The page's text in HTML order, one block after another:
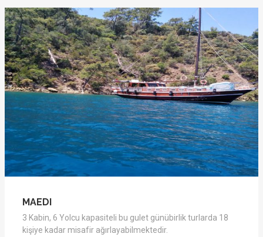
MAEDI
3 Kabin, 6 Yolcu kapasiteli bu gulet günübirlik turlarda 18
kişiye kadar misafir ağırlayabilmektedir.